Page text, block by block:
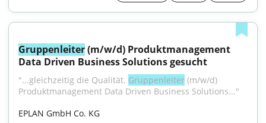
Gruppenleiter (m/w/d) Produktmanagement
Data Driven Business Solutions gesucht
"...gleichzeitig die Qualität. Gruppenleiter (m/w/d)
Produktmanagement Data Driven Business Solutions..."
EPLAN GmbH Co. KG